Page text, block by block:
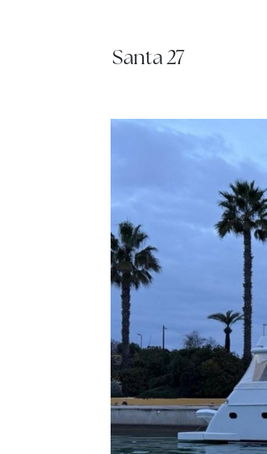
Santa 27